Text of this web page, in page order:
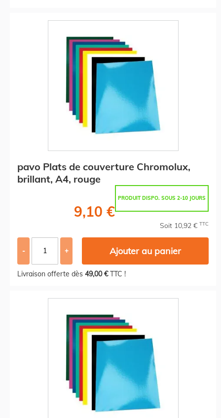
pavo Plats de couverture Chromolux,
brillant, A4, rouge
PRODUIT DISPO. SOUS 2-10 JOURS
9,10 €
Soit 10,92 € TTC
- + Ajouter au panier
Livraison offerte dès 49,00 €TTC !